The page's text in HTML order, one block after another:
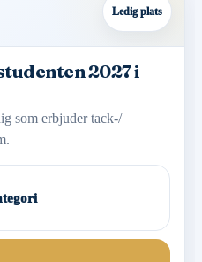
Ledig plats
2027 i
som erbjuder tack-/